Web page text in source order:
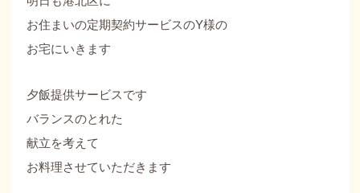
お住まいの定期契約サービスのY様の
お宅にいきます
夕飯提供サービスです
バランスのとれた
献立を考えて
お料理させていただきます